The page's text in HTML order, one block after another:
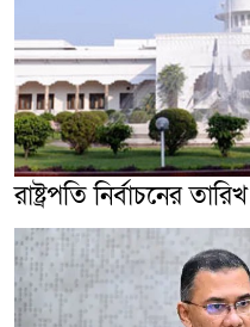
রাষ্ট্রপতি নির্বাচনের